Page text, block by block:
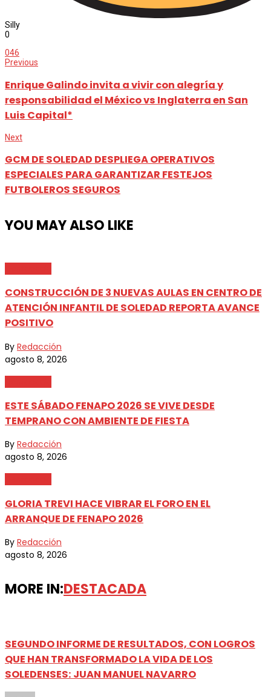
Silly
0
046
Previous
Enrique Galindo invita a vivir con alegría y
responsabilidad el México vs Inglaterra en San
Luis Capital*
Next
GCM DE SOLEDAD DESPLIEGA OPERATIVOS
ESPECIALES PARA GARANTIZAR FESTEJOS
FUTBOLEROS SEGUROS
YOU MAY ALSO LIKE
CONSTRUCCIÓN DE 3 NUEVAS AULAS EN CENTRO DE
ATENCIÓN INFANTIL DE SOLEDAD REPORTA AVANCE
POSITIVO
By Redacción
agosto 8, 2026
ESTE SÁBADO FENAPO 2026 SE VIVE DESDE
TEMPRANO CON AMBIENTE DE FIESTA
By Redacción
agosto 8, 2026
GLORIA TREVI HACE VIBRAR EL FORO EN EL
ARRANQUE DE FENAPO 2026
By Redacción
agosto 8, 2026
MORE IN:DESTACADA
SEGUNDO INFORME DE RESULTADOS, CON LOGROS
QUE HAN TRANSFORMADO LA VIDA DE LOS
SOLEDENSES: JUAN MANUEL NAVARRO